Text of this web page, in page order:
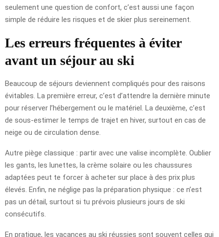
seulement une question de confort, c’est aussi une façon
simple de réduire les risques et de skier plus sereinement.
Les erreurs fréquentes à éviter
avant un séjour au ski
Beaucoup de séjours deviennent compliqués pour des raisons
évitables. La première erreur, c’est d’attendre la dernière minute
pour réserver l’hébergement ou le matériel. La deuxième, c’est
de sous-estimer le temps de trajet en hiver, surtout en cas de
neige ou de circulation dense.
Autre piège classique : partir avec une valise incomplète. Oublier
les gants, les lunettes, la crème solaire ou les chaussures
adaptées peut te forcer à acheter sur place à des prix plus
élevés. Enfin, ne néglige pas la préparation physique : ce n’est
pas un détail, surtout si tu prévois plusieurs jours de ski
consécutifs.
En pratique, les vacances au ski réussies sont souvent celles qui